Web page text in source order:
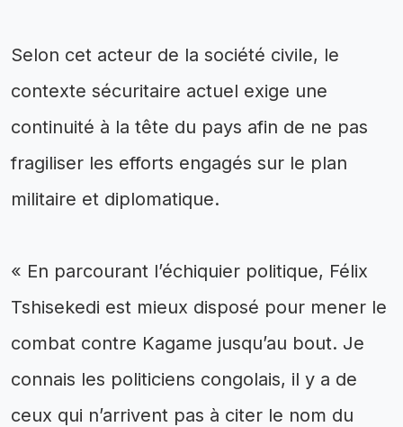
‎Selon cet acteur de la société civile, le
contexte sécuritaire actuel exige une
continuité à la tête du pays afin de ne pas
fragiliser les efforts engagés sur le plan
militaire et diplomatique.
‎« En parcourant l’échiquier politique, Félix
Tshisekedi est mieux disposé pour mener le
combat contre Kagame jusqu’au bout. Je
connais les politiciens congolais, il y a de
ceux qui n’arrivent pas à citer le nom du